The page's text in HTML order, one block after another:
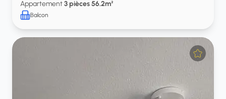
Appartement3 pièces 56.2m²
Balcon